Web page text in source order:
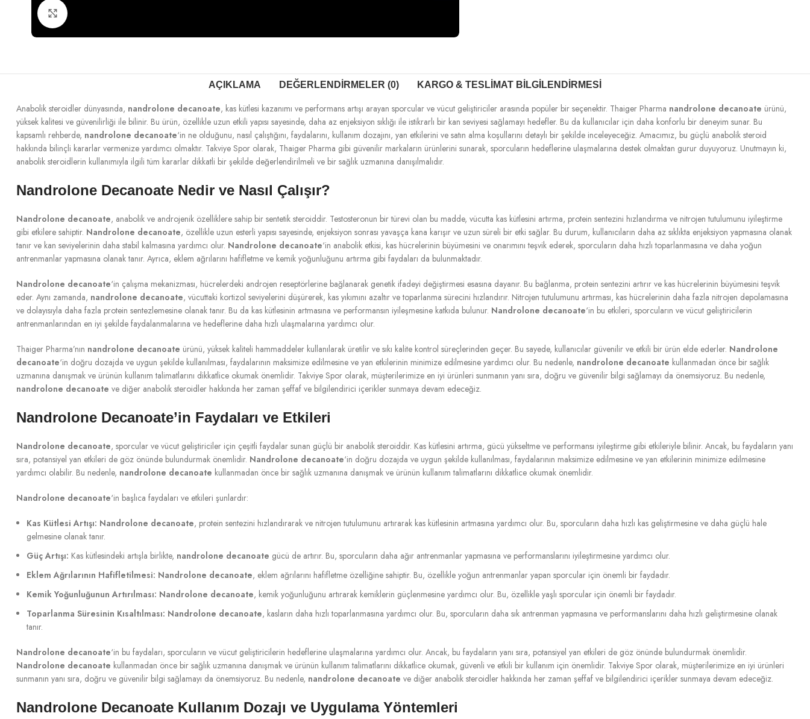
AÇIKLAMA DEĞERLENDIRMELER (0) KARGO & TESLIMAT BILGILENDIRMESI
Anabolik steroidler dünyasında, nandrolone decanoate, kas kütlesi kazanımı ve performans artışı arayan sporcular ve vücut geliştiriciler arasında popüler bir seçenektir. Thaiger Pharma nandrolone decanoate ürünü,
yüksek kalitesi ve güvenilirliği ile bilinir. Bu ürün, özellikle uzun etkili yapısı sayesinde, daha az enjeksiyon sıklığı ile istikrarlı bir kan seviyesi sağlamayı hedefler. Bu da kullanıcılar için daha konforlu bir deneyim sunar. Bu
kapsamlı rehberde, nandrolone decanoate‘in ne olduğunu, nasıl çalıştığını, faydalarını, kullanım dozajını, yan etkilerini ve satın alma koşullarını detaylı bir şekilde inceleyeceğiz. Amacımız, bu güçlü anabolik steroid
hakkında bilinçli kararlar vermenize yardımcı olmaktır. Takviye Spor olarak, Thaiger Pharma gibi güvenilir markaların ürünlerini sunarak, sporcuların hedeflerine ulaşmalarına destek olmaktan gurur duyuyoruz. Unutmayın ki,
anabolik steroidlerin kullanımıyla ilgili tüm kararlar dikkatli bir şekilde değerlendirilmeli ve bir sağlık uzmanına danışılmalıdır.
Nandrolone Decanoate Nedir ve Nasıl Çalışır?
Nandrolone decanoate, anabolik ve androjenik özelliklere sahip bir sentetik steroiddir. Testosteronun bir türevi olan bu madde, vücutta kas kütlesini artırma, protein sentezini hızlandırma ve nitrojen tutulumunu iyileştirme
gibi etkilere sahiptir. Nandrolone decanoate, özellikle uzun esterli yapısı sayesinde, enjeksiyon sonrası yavaşça kana karışır ve uzun süreli bir etki sağlar. Bu durum, kullanıcıların daha az sıklıkta enjeksiyon yapmasına olanak
tanır ve kan seviyelerinin daha stabil kalmasına yardımcı olur. Nandrolone decanoate‘in anabolik etkisi, kas hücrelerinin büyümesini ve onarımını teşvik ederek, sporcuların daha hızlı toparlanmasına ve daha yoğun
antrenmanlar yapmasına olanak tanır. Ayrıca, eklem ağrılarını hafifletme ve kemik yoğunluğunu artırma gibi faydaları da bulunmaktadır.
Nandrolone decanoate‘in çalışma mekanizması, hücrelerdeki androjen reseptörlerine bağlanarak genetik ifadeyi değiştirmesi esasına dayanır. Bu bağlanma, protein sentezini artırır ve kas hücrelerinin büyümesini teşvik
eder. Aynı zamanda, nandrolone decanoate, vücuttaki kortizol seviyelerini düşürerek, kas yıkımını azaltır ve toparlanma sürecini hızlandırır. Nitrojen tutulumunu artırması, kas hücrelerinin daha fazla nitrojen depolamasına
ve dolayısıyla daha fazla protein sentezlemesine olanak tanır. Bu da kas kütlesinin artmasına ve performansın iyileşmesine katkıda bulunur. Nandrolone decanoate‘in bu etkileri, sporcuların ve vücut geliştiricilerin
antrenmanlarından en iyi şekilde faydalanmalarına ve hedeflerine daha hızlı ulaşmalarına yardımcı olur.
Thaiger Pharma’nın nandrolone decanoate ürünü, yüksek kaliteli hammaddeler kullanılarak üretilir ve sıkı kalite kontrol süreçlerinden geçer. Bu sayede, kullanıcılar güvenilir ve etkili bir ürün elde ederler. Nandrolone
decanoate‘in doğru dozajda ve uygun şekilde kullanılması, faydalarının maksimize edilmesine ve yan etkilerinin minimize edilmesine yardımcı olur. Bu nedenle, nandrolone decanoate kullanmadan önce bir sağlık
uzmanına danışmak ve ürünün kullanım talimatlarını dikkatlice okumak önemlidir. Takviye Spor olarak, müşterilerimize en iyi ürünleri sunmanın yanı sıra, doğru ve güvenilir bilgi sağlamayı da önemsiyoruz. Bu nedenle,
nandrolone decanoate ve diğer anabolik steroidler hakkında her zaman şeffaf ve bilgilendirici içerikler sunmaya devam edeceğiz.
Nandrolone Decanoate’in Faydaları ve Etkileri
Nandrolone decanoate, sporcular ve vücut geliştiriciler için çeşitli faydalar sunan güçlü bir anabolik steroiddir. Kas kütlesini artırma, gücü yükseltme ve performansı iyileştirme gibi etkileriyle bilinir. Ancak, bu faydaların yanı
sıra, potansiyel yan etkileri de göz önünde bulundurmak önemlidir. Nandrolone decanoate‘in doğru dozajda ve uygun şekilde kullanılması, faydalarının maksimize edilmesine ve yan etkilerinin minimize edilmesine
yardımcı olabilir. Bu nedenle, nandrolone decanoate kullanmadan önce bir sağlık uzmanına danışmak ve ürünün kullanım talimatlarını dikkatlice okumak önemlidir.
Nandrolone decanoate‘in başlıca faydaları ve etkileri şunlardır:
Kas Kütlesi Artışı: Nandrolone decanoate, protein sentezini hızlandırarak ve nitrojen tutulumunu artırarak kas kütlesinin artmasına yardımcı olur. Bu, sporcuların daha hızlı kas geliştirmesine ve daha güçlü hale
gelmesine olanak tanır.
Güç Artışı: Kas kütlesindeki artışla birlikte, nandrolone decanoate gücü de artırır. Bu, sporcuların daha ağır antrenmanlar yapmasına ve performanslarını iyileştirmesine yardımcı olur.
Eklem Ağrılarının Hafifletilmesi: Nandrolone decanoate, eklem ağrılarını hafifletme özelliğine sahiptir. Bu, özellikle yoğun antrenmanlar yapan sporcular için önemli bir faydadır.
Kemik Yoğunluğunun Artırılması: Nandrolone decanoate, kemik yoğunluğunu artırarak kemiklerin güçlenmesine yardımcı olur. Bu, özellikle yaşlı sporcular için önemli bir faydadır.
Toparlanma Süresinin Kısaltılması: Nandrolone decanoate, kasların daha hızlı toparlanmasına yardımcı olur. Bu, sporcuların daha sık antrenman yapmasına ve performanslarını daha hızlı geliştirmesine olanak
tanır.
Nandrolone decanoate‘in bu faydaları, sporcuların ve vücut geliştiricilerin hedeflerine ulaşmalarına yardımcı olur. Ancak, bu faydaların yanı sıra, potansiyel yan etkileri de göz önünde bulundurmak önemlidir.
Nandrolone decanoate kullanmadan önce bir sağlık uzmanına danışmak ve ürünün kullanım talimatlarını dikkatlice okumak, güvenli ve etkili bir kullanım için önemlidir. Takviye Spor olarak, müşterilerimize en iyi ürünleri
sunmanın yanı sıra, doğru ve güvenilir bilgi sağlamayı da önemsiyoruz. Bu nedenle, nandrolone decanoate ve diğer anabolik steroidler hakkında her zaman şeffaf ve bilgilendirici içerikler sunmaya devam edeceğiz.
Nandrolone Decanoate Kullanım Dozajı ve Uygulama Yöntemleri